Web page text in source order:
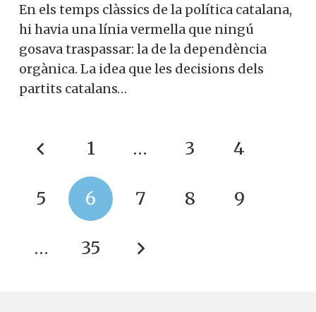
En els temps clàssics de la política catalana,
hi havia una línia vermella que ningú
gosava traspassar: la de la dependència
orgànica. La idea que les decisions dels
partits catalans…
1 … 3 4
5 6 7 8 9
… 35